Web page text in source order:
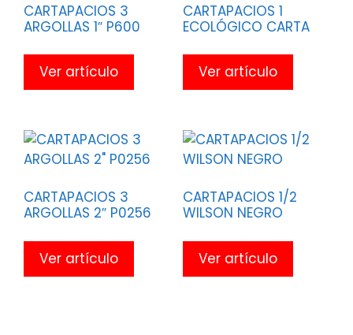
CARTAPACIOS 3
ARGOLLAS 1″ P600
Ver artículo
CARTAPACIOS 1
ECOLÓGICO CARTA
Ver artículo
CARTAPACIOS 3
ARGOLLAS 2″ P0256
Ver artículo
CARTAPACIOS 1/2
WILSON NEGRO
Ver artículo